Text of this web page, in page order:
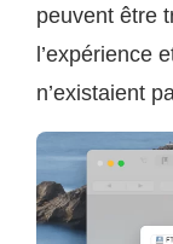
peuvent être
l’expérience
n’existaient